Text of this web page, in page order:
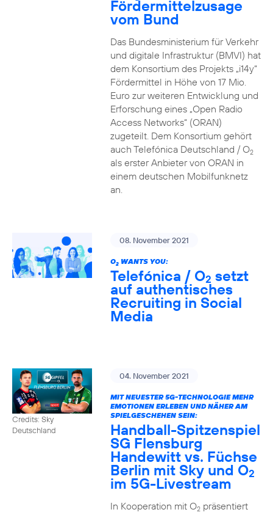
Fördermittelzusage
vom Bund
Das Bundesministerium für Verkehr
und digitale Infrastruktur (BMVI) hat
dem Konsortium des Projekts „i14y“
Fördermittel in Höhe von 17 Mio.
Euro zur weiteren Entwicklung und
Erforschung eines „Open Radio
Access Networks“ (ORAN)
zugeteilt. Dem Konsortium gehört
auch Telefónica Deutschland / O2
als erster Anbieter von ORAN in
einem deutschen Mobilfunknetz
an.
08. November 2021
O2WANTS YOU:
Telefónica / O2 setzt
auf authentisches
Recruiting in Social
Media
Credits: Sky
Deutschland
04. November 2021
MIT NEUESTER 5G-TECHNOLOGIE MEHR
EMOTIONEN ERLEBEN UND NÄHER AM
SPIELGESCHEHEN SEIN:
Handball-Spitzenspiel
SG Flensburg
Handewitt vs. Füchse
Berlin mit Sky und O2
im 5G-Livestream
In Kooperation mit O2präsentiert